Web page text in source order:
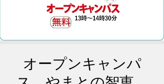
オープンキャンパ